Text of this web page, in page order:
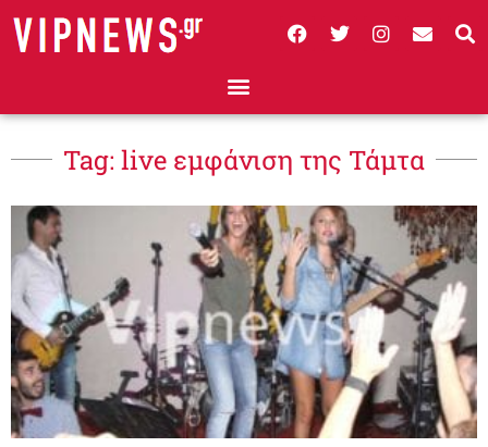
Tag: live εμφάνιση της Τάμτα